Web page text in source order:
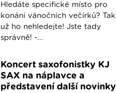
Hledáte specifické místo pro
konání vánočních večírků? Tak
už ho nehledejte! Jste tady
správně! -...
Koncert saxofonistky KJ
SAX na náplavce a
představení další novinky